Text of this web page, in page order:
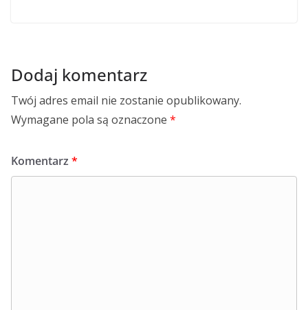
Dodaj komentarz
Twój adres email nie zostanie opublikowany.
Wymagane pola są oznaczone *
Komentarz *